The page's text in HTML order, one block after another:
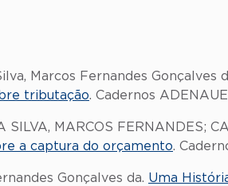
Marcos Fernandes Gonçalves
tributação. Cadernos
SILVA, MARCOS FERNANDES;
a captura do orçamento.
Gonçalves da. Uma